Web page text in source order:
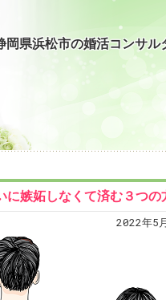
岡県浜松市の婚活コンサル
に嫉妬しなくて済む３つの
2022年5